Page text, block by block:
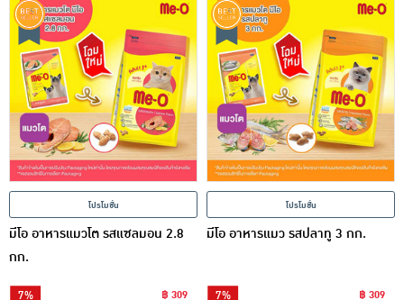
โปรโมชั่น
มีโอ อาหารแมวโต รสแซลมอน 2.8
กก.
7%
฿ 309
โปรโมชั่น
มีโอ อาหารแมว รสปลาทู 3 กก.
7%
฿ 309